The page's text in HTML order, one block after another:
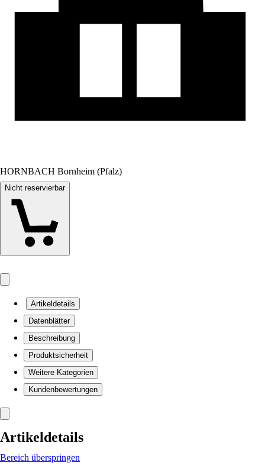
HORNBACH Bornheim (Pfalz)
Nicht reservierbar
Artikeldetails
Datenblätter
Beschreibung
Produktsicherheit
Weitere Kategorien
Kundenbewertungen
Artikeldetails
Bereich überspringen